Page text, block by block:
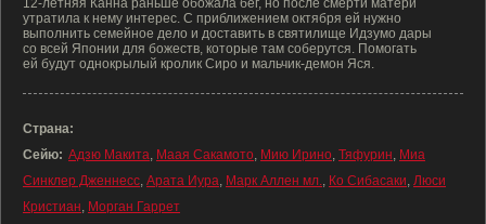
12-летняя Канна раньше обожала бег, но после смерти матери
утратила к нему интерес. С приближением октября ей нужно
выполнить семейное дело и доставить в святилище Идзумо дары
со всей Японии для божеств, которые там соберутся. Помогать
ей будут однокрылый кролик Сиро и мальчик-демон Яся.
Страна:
Сейю: Адзю Макита, Маая Сакамото, Мию Ирино, Тяфурин, Миа
Синклер Дженнесс, Арата Иура, Марк Аллен мл., Ко Сибасаки, Люси
Кристиан, Морган Гаррет